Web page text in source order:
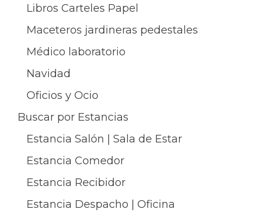
Libros Carteles Papel
Maceteros jardineras pedestales
Médico laboratorio
Navidad
Oficios y Ocio
Buscar por Estancias
Estancia Salón | Sala de Estar
Estancia Comedor
Estancia Recibidor
Estancia Despacho | Oficina